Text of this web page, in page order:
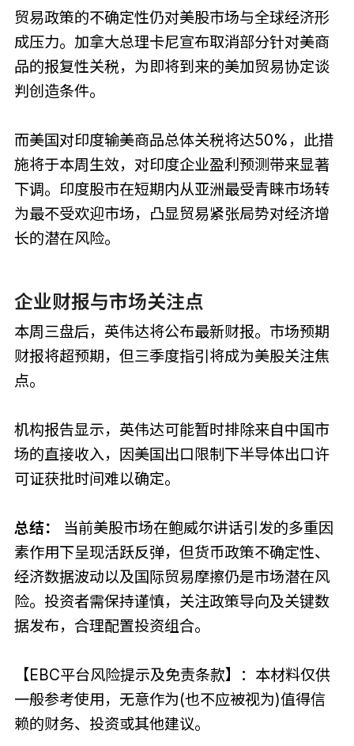
贸易政策的不确定性仍对美股市场与全球经济形
成压力。加拿大总理卡尼宣布取消部分针对美商
品的报复性关税，为即将到来的美加贸易协定谈
判创造条件。
而美国对印度输美商品总体关税将达50%，此措
施将于本周生效，对印度企业盈利预测带来显著
下调。印度股市在短期内从亚洲最受青睐市场转
为最不受欢迎市场，凸显贸易紧张局势对经济增
长的潜在风险。
企业财报与市场关注点
本周三盘后，英伟达将公布最新财报。市场预期
财报将超预期，但三季度指引将成为美股关注焦
点。
机构报告显示，英伟达可能暂时排除来自中国市
场的直接收入，因美国出口限制下半导体出口许
可证获批时间难以确定。
总结：
当前美股市场在鲍威尔讲话引发的多重因
素作用下呈现活跃反弹，但货币政策不确定性、
经济数据波动以及国际贸易摩擦仍是市场潜在风
险。投资者需保持谨慎，关注政策导向及关键数
据发布，合理配置投资组合。
【EBC平台风险提示及免责条款】：本材料仅供
一般参考使用，无意作为(也不应被视为)值得信
赖的财务、投资或其他建议。